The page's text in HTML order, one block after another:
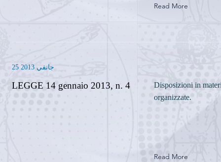
Read More
25 جانفي 2013
LEGGE 14 gennaio 2013, n. 4
Disposizioni in
organizzate.
Read More